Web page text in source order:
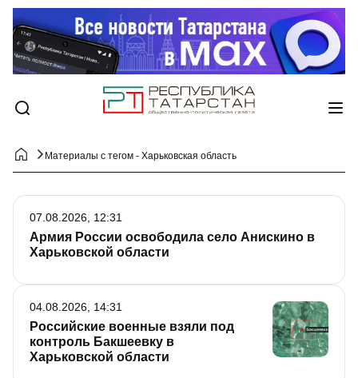
Материалы с тегом - Харьковская область
Армия России освободила село Анискино в
Харьковской области
07.08.2026, 12:31
Российские военные взяли под
контроль Бакшеевку в
Харьковской области
04.08.2026, 14:31